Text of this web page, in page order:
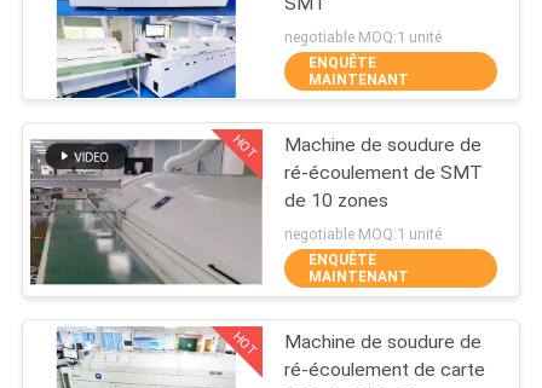
SUJET
NOUS
VISITE
D'USINE
CONTRÔLE
Machine sans
plomb de soudure
de ré-écoulement
25
45
negotiable MOQ:1 unité
ENQUÊTE
MAINTENANT
HOT
Machine de soudure de
ré-écoulement de SMT
de 10 zones
negotiable MOQ:1 unité
ENQUÊTE
MAINTENANT
HOT
Machine de soudure de
ré-écoulement de carte